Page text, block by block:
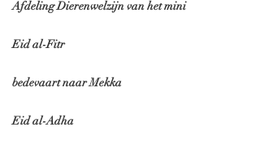
Afdeling Dierenwelzijn van het mini
Eid al-Fitr
bedevaart naar Mekka
Eid al-Adha